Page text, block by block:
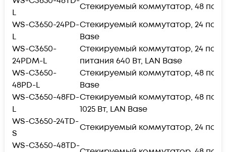
L
Стекируемый коммутатор, 48
WS-C3650-24PD-
L
Стекируемый коммутатор, 24 порта
Base
WS-C3650-
24PDM-L
Стекируемый коммутатор, 24
питания 640 Вт, LAN Base
WS-C3650-
48PD-L
Стекируемый коммутатор, 48
Base
WS-C3650-48FD-
L
Стекируемый коммутатор, 48
1025 Вт, LAN Base
WS-C3650-24TD-
S
Стекируемый коммутатор, 24 порта
WS-C3650-48TD-